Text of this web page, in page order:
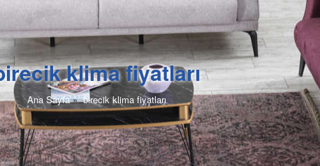
klima fiyatları
Ana Sayfa»birecik klima fiyatları